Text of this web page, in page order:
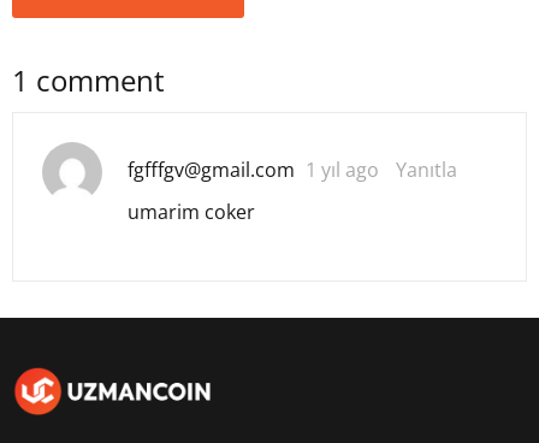
1 comment
fgfffgv@gmail.com 1 yıl ago
Yanıtla
umarim coker